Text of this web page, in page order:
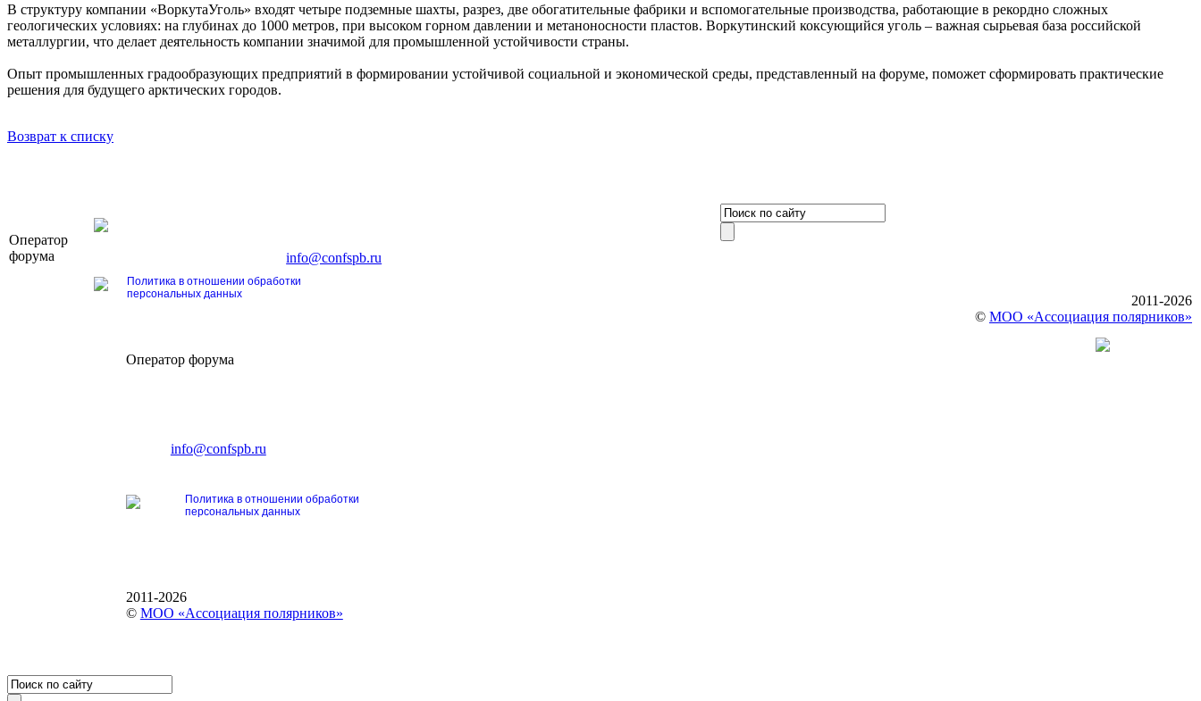
В структуру компании «ВоркутаУголь» входят четыре подземные шахты, разрез, две обогатительные фабрики и вспомогательные производства, работающие в рекордно сложных
геологических условиях: на глубинах до 1000 метров, при высоком горном давлении и метаноносности пластов. Воркутинский коксующийся уголь – важная сырьевая база российской
металлургии, что делает деятельность компании значимой для промышленной устойчивости страны.
Опыт промышленных градообразующих предприятий в формировании устойчивой социальной и экономической среды, представленный на форуме, поможет сформировать практические
решения для будущего арктических городов.
Возврат к списку
Оператор
форума
Тел. +7 (812) 327-93-70, E-mail:info@confspb.ru
Политика в отношении обработки
персональных данных
2011-2026
© МОО «Ассоциация полярников»
Оператор форума
info@confspb.ru
Политика в отношении обработки
персональных данных
2011-2026
© МОО «Ассоциация полярников»